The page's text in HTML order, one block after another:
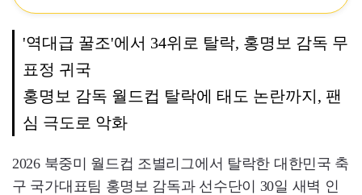
'역대급 꿀조'에서 34위로 탈락, 홍명보 감독 무
표정 귀국
홍명보 감독 월드컵 탈락에 태도 논란까지, 팬
심 극도로 악화
2026 북중미 월드컵 조별리그에서 탈락한 대한민국 축
구 국가대표팀 홍명보 감독과 선수단이 30일 새벽 인